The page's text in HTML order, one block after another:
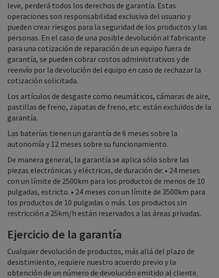
leve, perderá todos los derechos de garantía. Estas
operaciones son responsabilidad exclusiva del usuario y
pueden crear riesgos para la seguridad de los productos y las
personas. En el caso de una posible devolución al fabricante
para una cotización de reparación de un equipo fuera de
garantía, se pueden cobrar costos administrativos y de
reenvío por la devolución del equipo en caso de rechazar la
cotización solicitada.
Los artículos de desgaste como neumáticos, cámaras de aire,
pastillas de freno, zapatas de freno, etc. están excluidos de la
garantía.
Las baterías tienen un garantía de 6 meses sobre la
autonomía y 12 meses sobre su funcionamiento.
De manera general, la garantía se aplica sólo sobre las
piezas electrónicas y eléctricas, de duración de: • 24 meses
con un límite de 2500km para los productos de menos de 10
pulgadas, estricto. • 24 meses con un límite de 3500km para
los productos de 10 pulgadas o más. Los productos sin
restricción a 25km/h están reservados a las áreas privadas.
Ejercicio de la garantía
Cualquier devolución de productos, más allá del plazo de
desistimiento, requiere nuestro acuerdo previo y la
obtención de un número de devolución emitido al cliente.